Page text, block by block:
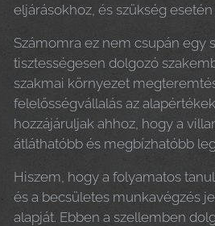
eljárásokhoz, és szükség
Számomra ez nem csupán egy
tisztességesen dolgozó
szakmai környezet
felelősségvállalás az
hozzájáruljak ahhoz, hogy a
átláthatóbb és megbízhatóbb
Hiszem, hogy a folyamatos
és a becsületes munkavégzés
alapját. Ebben a szellemben